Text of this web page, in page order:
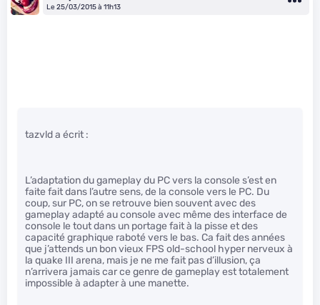
Le 25/03/2015 à 11h13
tazvld a écrit :
L’adaptation du gameplay du PC vers la console s’est en
faite fait dans l’autre sens, de la console vers le PC. Du
coup, sur PC, on se retrouve bien souvent avec des
gameplay adapté au console avec même des interface de
console le tout dans un portage fait à la pisse et des
capacité graphique raboté vers le bas. Ca fait des années
que j’attends un bon vieux FPS old-school hyper nerveux à
la quake III arena, mais je ne me fait pas d’illusion, ça
n’arrivera jamais car ce genre de gameplay est totalement
impossible à adapter à une manette.